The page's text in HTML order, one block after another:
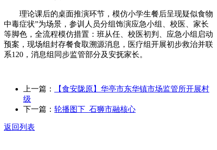
理论课后的桌面推演环节，模仿小学生餐后呈现疑似食物
中毒症状”为场景，参训人员分组饰演应急小组、校医、家长
等脚色，全流程模仿措置：班从任、校医初判、应急小组启动
预案，现场组封存餐食取溯源消息，医疗组开展初步救治并联
系120，消息组同步监管部分及安抚家长。
上一篇：
【食安陇原】华亭市东华镇市场监管所开展村
级
下一篇： 轮播图下_石狮市融核心
返回列表